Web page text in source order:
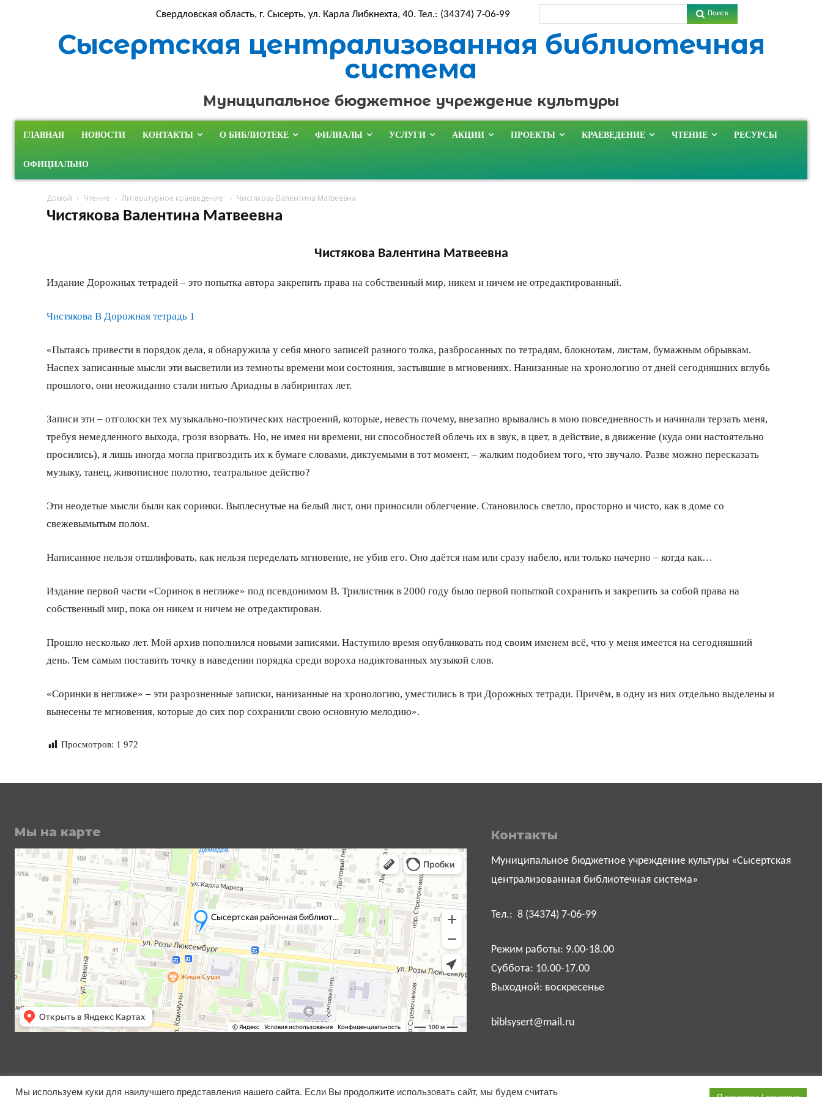
Свердловская область, г. Сысерть, ул. Карла Либкнехта, 40. Тел.: (34374) 7-06-99 Поиск
Сысертская централизованная библиотечная
система
Муниципальное бюджетное учреждение культуры
ГЛАВНАЯ НОВОСТИ КОНТАКТЫ О БИБЛИОТЕКЕ ФИЛИАЛЫ УСЛУГИ АКЦИИ ПРОЕКТЫ КРАЕВЕДЕНИЕ ЧТЕНИЕ РЕСУРСЫ
ОФИЦИАЛЬНО
Домой Чтение Литературное краеведение Чистякова Валентина Матвеевна
Чистякова Валентина Матвеевна
Чистякова Валентина Матвеевна
Издание Дорожных тетрадей – это попытка автора закрепить права на собственный мир, никем и ничем не отредактированный.
Чистякова В Дорожная тетрадь 1
«Пытаясь привести в порядок дела, я обнаружила у себя много записей разного толка, разбросанных по тетрадям, блокнотам, листам, бумажным обрывкам.
Наспех записанные мысли эти высветили из темноты времени мои состояния, застывшие в мгновениях. Нанизанные на хронологию от дней сегодняшних вглубь
прошлого, они неожиданно стали нитью Ариадны в лабиринтах лет.
Записи эти – отголоски тех музыкально-поэтических настроений, которые, невесть почему, внезапно врывались в мою повседневность и начинали терзать меня,
требуя немедленного выхода, грозя взорвать. Но, не имея ни времени, ни способностей облечь их в звук, в цвет, в действие, в движение (куда они настоятельно
просились), я лишь иногда могла пригвоздить их к бумаге словами, диктуемыми в тот момент, – жалким подобием того, что звучало. Разве можно пересказать
музыку, танец, живописное полотно, театральное действо?
Эти неодетые мысли были как соринки. Выплеснутые на белый лист, они приносили облегчение. Становилось светло, просторно и чисто, как в доме со
свежевымытым полом.
Написанное нельзя отшлифовать, как нельзя переделать мгновение, не убив его. Оно даётся нам или сразу набело, или только начерно – когда как…
Издание первой части «Соринок в неглиже» под псевдонимом В. Трилистник в 2000 году было первой попыткой сохранить и закрепить за собой права на
собственный мир, пока он никем и ничем не отредактирован.
Прошло несколько лет. Мой архив пополнился новыми записями. Наступило время опубликовать под своим именем всё, что у меня имеется на сегодняшний
день. Тем самым поставить точку в наведении порядка среди вороха надиктованных музыкой слов.
«Соринки в неглиже» – эти разрозненные записки, нанизанные на хронологию, уместились в три Дорожных тетради. Причём, в одну из них отдельно выделены и
вынесены те мгновения, которые до сих пор сохранили свою основную мелодию».
Просмотров: 1 972
Мы на карте Контакты
Муниципальное бюджетное учреждение культуры «Сысертская
централизованная библиотечная система»
Тел.: 8 (34374) 7-06-99
Режим работы: 9.00-18.00
Суббота: 10.00-17.00
Выходной: воскресенье
biblsysert@mail.ru
Мы используем куки для наилучшего представления нашего сайта. Если Вы продолжите использовать сайт, мы будем считать